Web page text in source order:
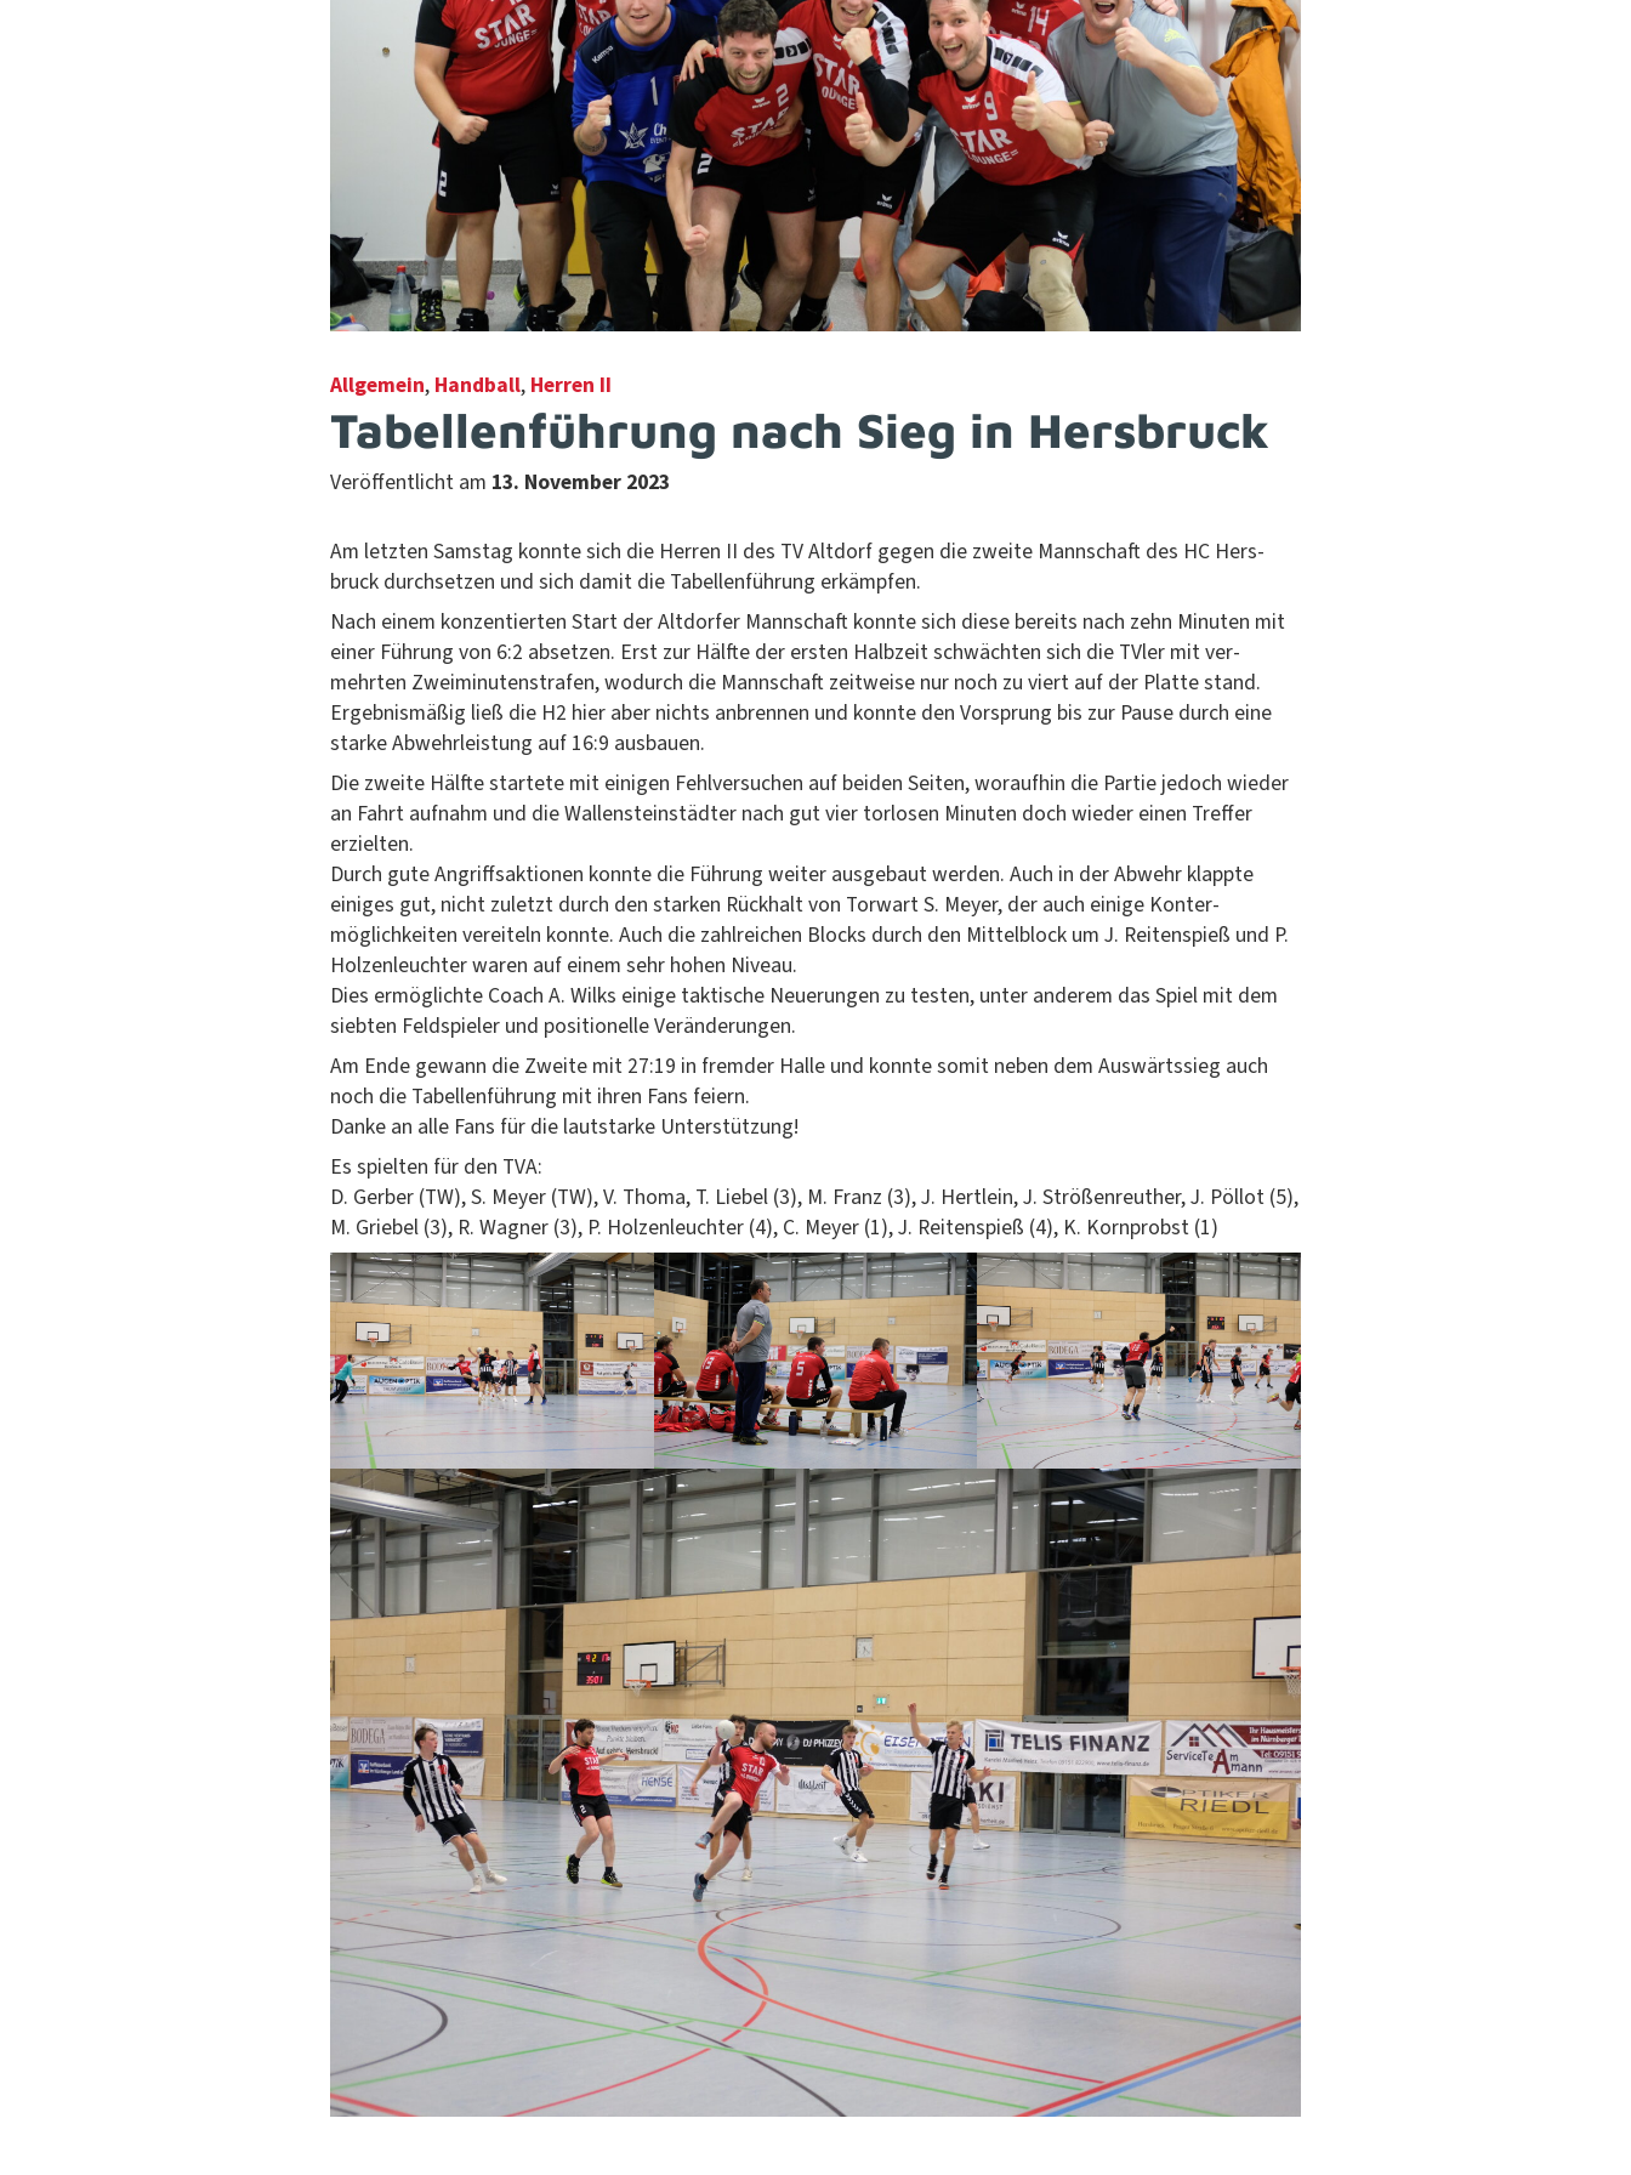
Allgemein, Handball, Herren II
Tabellenführung nach Sieg in Hersbruck
Veröffentlicht am 13. November 2023
Am let­zten Sam­stag kon­nte sich die Her­ren II des TV Alt­dorf gegen die zweite Mannschaft des HC Hers­
bruck durch­set­zen und sich damit die Tabel­len­führung erkämpfen.
Nach einem konzen­tierten Start der Alt­dor­fer Mannschaft kon­nte sich diese bere­its nach zehn Minuten mit
ein­er Führung von 6:2 abset­zen. Erst zur Hälfte der ersten Hal­bzeit schwächt­en sich die TVler mit ver­
mehrten Zweiminuten­strafen, wodurch die Mannschaft zeitweise nur noch zu viert auf der Plat­te stand.
Ergeb­nis­mäßig ließ die H2 hier aber nichts anbren­nen und kon­nte den Vor­sprung bis zur Pause durch eine
starke Abwehrleis­tung auf 16:9 ausbauen.
Die zweite Hälfte startete mit eini­gen Fehlver­suchen auf bei­den Seit­en, woraufhin die Par­tie jedoch wieder
an Fahrt auf­nahm und die Wal­len­ste­in­städter nach gut vier tor­losen Minuten doch wieder einen Tre­f­fer
erziel­ten.
Durch gute Angriff­sak­tio­nen kon­nte die Führung weit­er aus­ge­baut wer­den. Auch in der Abwehr klappte
einiges gut, nicht zulet­zt durch den starken Rück­halt von Tor­wart S. Mey­er, der auch einige Kon­ter­
möglichkeit­en vere­it­eln kon­nte. Auch die zahlre­ichen Blocks durch den Mit­tel­block um J. Reit­en­spieß und P.
Holzen­leuchter waren auf einem sehr hohen Niveau.
Dies ermöglichte Coach A. Wilks einige tak­tis­che Neuerun­gen zu testen, unter anderem das Spiel mit dem
siebten Feld­spiel­er und posi­tionelle Veränderungen.
Am Ende gewann die Zweite mit 27:19 in fremder Halle und kon­nte somit neben dem Auswärtssieg auch
noch die Tabel­len­führung mit ihren Fans feiern.
Danke an alle Fans für die laut­starke Unterstützung!
Es spiel­ten für den TVA:
D. Ger­ber (TW), S. Mey­er (TW), V. Thoma, T. Liebel (3), M. Franz (3), J. Hertlein, J. Strößen­reuther, J. Pöl­lot (5),
M. Griebel (3), R. Wag­n­er (3), P. Holzen­leuchter (4), C. Mey­er (1), J. Reit­en­spieß (4), K. Korn­prob­st (1)